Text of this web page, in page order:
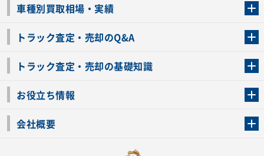
車種別買取相場・実績
トラック査定・売却のQ&A
トラック査定・売却の基礎知識
お役立ち情報
会社概要